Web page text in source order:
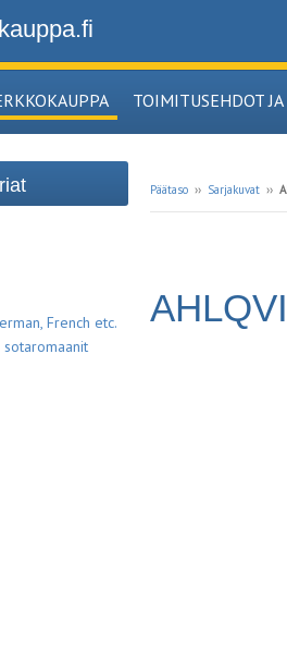
TOIMITUSEHDOT
Päätaso ›› Sarjakuvat ››
French etc.
sotaromaanit